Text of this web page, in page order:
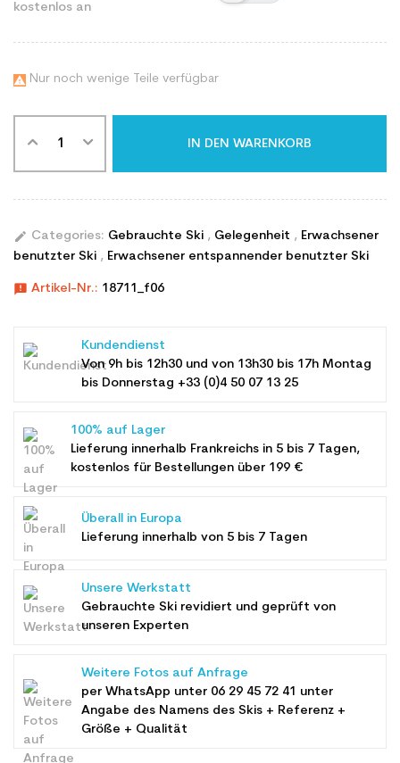
kostenlos an
 Nur noch wenige Teile verfügbar
IN DEN WARENKORB
edit Categories: Gebrauchte Ski , Gelegenheit , Erwachsener
benutzter Ski , Erwachsener entspannender benutzter Ski
announcement Artikel-Nr.: 18711_f06
Kundendienst
Von 9h bis 12h30 und von 13h30 bis 17h Montag
bis Donnerstag +33 (0)4 50 07 13 25
100% auf Lager
Lieferung innerhalb Frankreichs in 5 bis 7 Tagen,
kostenlos für Bestellungen über 199 €
Überall in Europa
Lieferung innerhalb von 5 bis 7 Tagen
Unsere Werkstatt
Gebrauchte Ski revidiert und geprüft von
unseren Experten
Weitere Fotos auf Anfrage
per WhatsApp unter 06 29 45 72 41 unter
Angabe des Namens des Skis + Referenz +
Größe + Qualität